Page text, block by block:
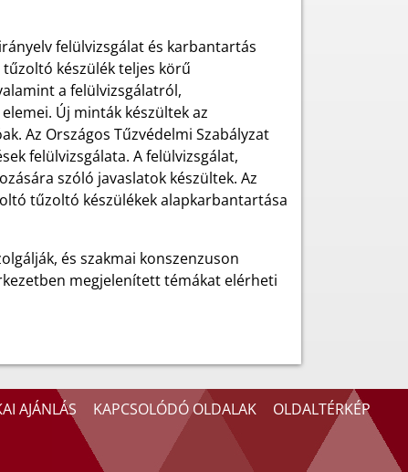
felülvizsgálat és karbantartás
készülék teljes körű
a felülvizsgálatról,
Új minták készültek az
Az Országos Tűzvédelmi Szabályzat
felülvizsgálata. A felülvizsgálat,
szóló javaslatok készültek. Az
tűzoltó készülékek alapkarbantartása
és szakmai konszenzuson
megjelenített témákat elérheti
AJÁNLÁS KAPCSOLÓDÓ OLDALAK OLDALTÉRKÉP